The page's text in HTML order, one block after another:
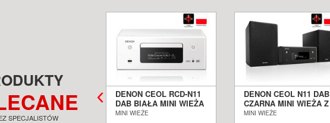
SPECJALISTÓW
D-M41 MINI
SALON POZNAŃ
DENON CEOL RCD-N11
DAB BIAŁA MINI WIEŻA
SALON AUDIO POZNAŃ
MINI WIEŻE
DENON CEOL N11 DAB
CZARNA MINI WIEŻA Z
GŁOŚNIKAMI SALON
MINI WIEŻE